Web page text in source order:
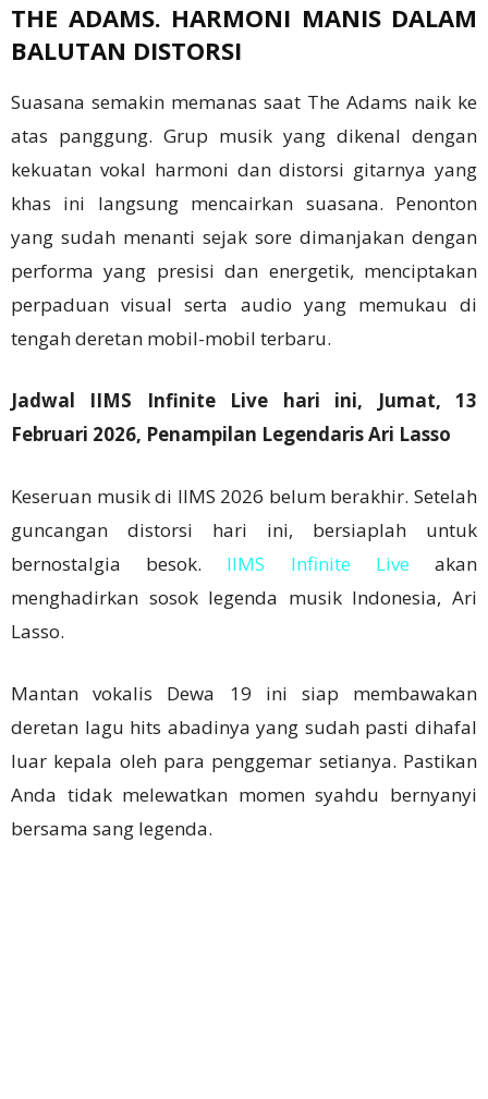
THE ADAMS. HARMONI MANIS DALAM
BALUTAN DISTORSI
Suasana semakin memanas saat The Adams naik ke
atas panggung. Grup musik yang dikenal dengan
kekuatan vokal harmoni dan distorsi gitarnya yang
khas ini langsung mencairkan suasana. Penonton
yang sudah menanti sejak sore dimanjakan dengan
performa yang presisi dan energetik, menciptakan
perpaduan visual serta audio yang memukau di
tengah deretan mobil-mobil terbaru.
Jadwal IIMS Infinite Live hari ini, Jumat, 13
Februari 2026, Penampilan Legendaris Ari Lasso
Keseruan musik di IIMS 2026 belum berakhir. Setelah
guncangan distorsi hari ini, bersiaplah untuk
bernostalgia besok. IIMS Infinite Liveakan
menghadirkan sosok legenda musik Indonesia, Ari
Lasso.
Mantan vokalis Dewa 19 ini siap membawakan
deretan lagu hits abadinya yang sudah pasti dihafal
luar kepala oleh para penggemar setianya. Pastikan
Anda tidak melewatkan momen syahdu bernyanyi
bersama sang legenda.